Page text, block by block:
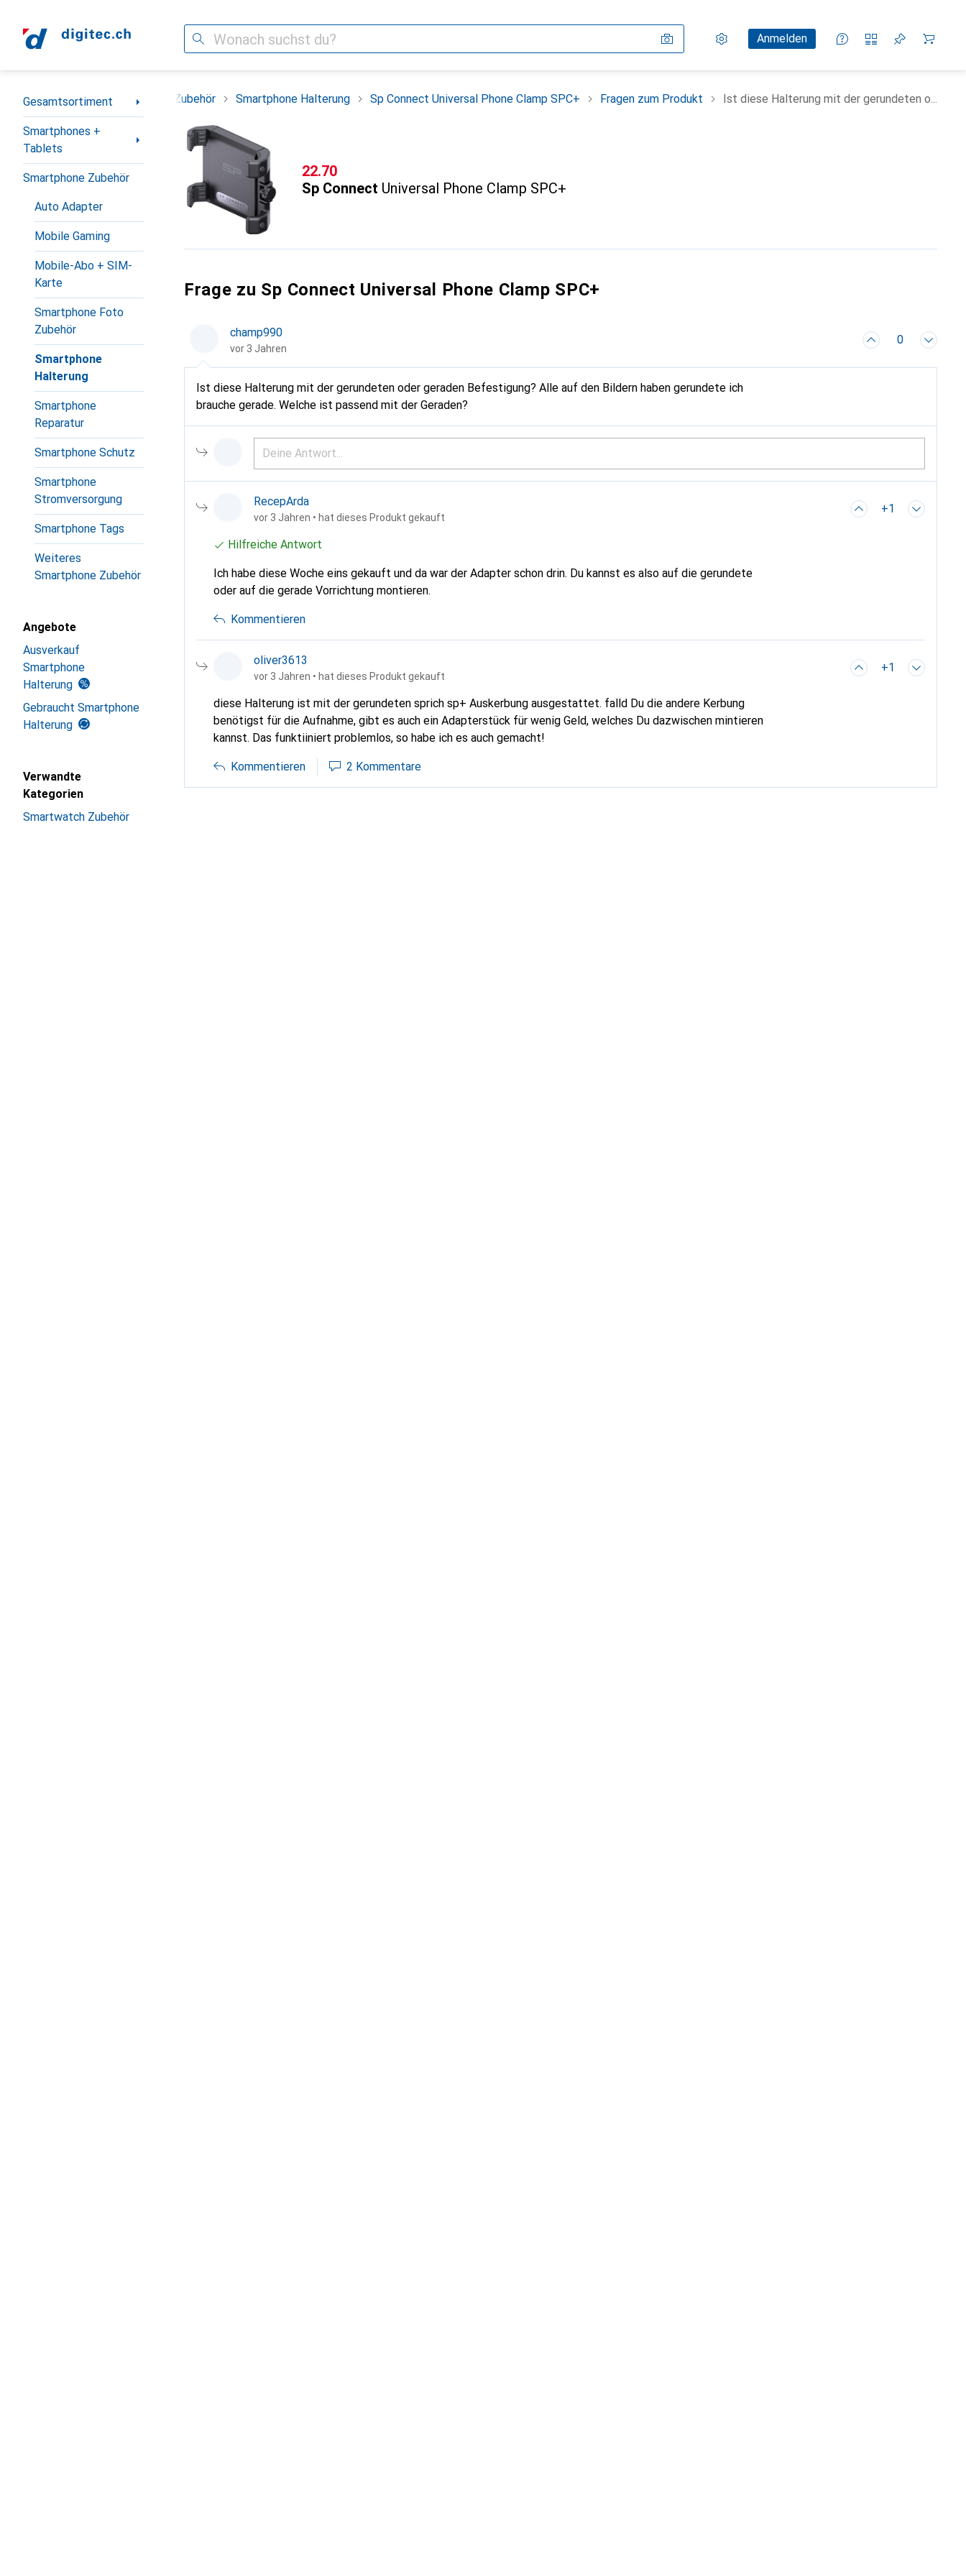
Suche Einstellungen
KundenkontoAnmelden
Vergleichslisten
Merklisten
Warenkorb
Navigation nach Kategorien
Gesamtsortiment
Smartphones +
Tablets
Smartphone Zubehör
Auto Adapter
Mobile Gaming
Mobile-Abo + SIM-
Karte
Smartphone Foto
Zubehör
Smartphone
Halterung
Smartphone
Reparatur
Smartphone Schutz
Smartphone
Stromversorgung
Smartphone Tags
Weiteres
Smartphone Zubehör
Angebote
Ausverkauf
Smartphone
Halterung
Gebraucht Smartphone
Halterung
Verwandte
Kategorien
Smartwatch Zubehör
+ Tablets Smartphone Zubehör Smartphone Halterung Sp Connect Universal Phone Clamp SPC+ Fragen zum Produkt Ist diese Halterung mit der gerundeten o...
CHF
22.70
Sp Connect Universal Phone Clamp SPC+
Frage zu Sp Connect Universal Phone Clamp SPC+
champ990
vor 3 Jahren
0
Ist diese Halterung mit der gerundeten oder geraden Befestigung? Alle auf den Bildern haben gerundete ich
brauche gerade. Welche ist passend mit der Geraden?
RecepArda
vor 3 Jahren • hat dieses Produkt gekauft
+1
Hilfreiche Antwort
Ich habe diese Woche eins gekauft und da war der Adapter schon drin. Du kannst es also auf die gerundete
oder auf die gerade Vorrichtung montieren.
Kommentieren
oliver3613
vor 3 Jahren • hat dieses Produkt gekauft
+1
diese Halterung ist mit der gerundeten sprich sp+ Auskerbung ausgestattet. falld Du die andere Kerbung
benötigst für die Aufnahme, gibt es auch ein Adapterstück für wenig Geld, welches Du dazwischen mintieren
kannst. Das funktiiniert problemlos, so habe ich es auch gemacht!
Kommentieren 2 Kommentare